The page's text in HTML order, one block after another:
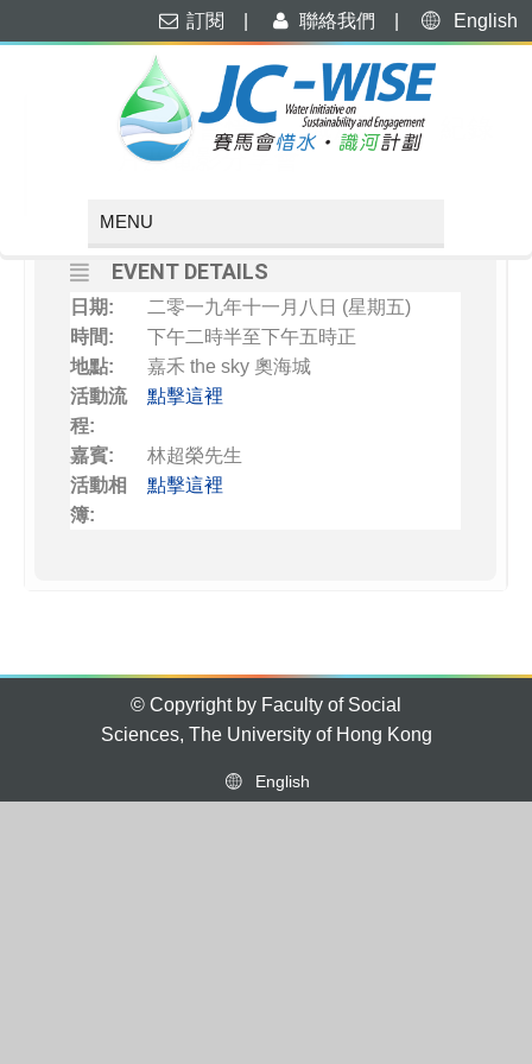
訂閱 聯絡我們 English
NOVEMBER, 2019
「賽馬會惜水．識河計劃」紀錄
片及電影分享會
EVENT DETAILS
日期:
二零一九年十一月八日 (星期五)
時間:
下午二時半至下午五時正
地點:
嘉禾 the sky 奧海城
活動流
程:
點擊這裡
嘉賓:
林超榮先生
活動相
簿:
點擊這裡
© Copyright by Faculty of Social
Sciences, The University of Hong Kong
English